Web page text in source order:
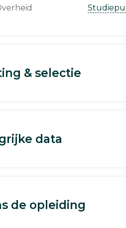
& selectie
data
de opleiding